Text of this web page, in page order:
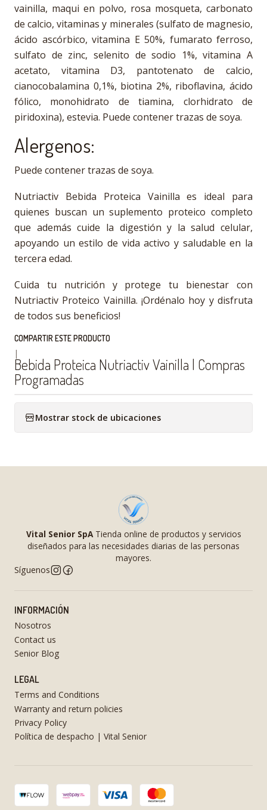
vainilla, maqui en polvo, rosa mosqueta, carbonato
de calcio, vitaminas y minerales (sulfato de magnesio,
ácido ascórbico, vitamina E 50%, fumarato ferroso,
sulfato de zinc, selenito de sodio 1%, vitamina A
acetato, vitamina D3, pantotenato de calcio,
cianocobalamina 0,1%, biotina 2%, riboflavina, ácido
fólico, monohidrato de tiamina, clorhidrato de
piridoxina), estevia. Puede contener trazas de soya.
Alergenos:
Puede contener trazas de soya.
Nutriactiv Bebida Proteica Vainilla es ideal para
quienes buscan un suplemento proteico completo
que además cuide la digestión y la salud celular,
apoyando un estilo de vida activo y saludable en la
tercera edad.
Cuida tu nutrición y protege tu bienestar con
Nutriactiv Proteico Vainilla. ¡Ordénalo hoy y disfruta
de todos sus beneficios!
COMPARTIR ESTE PRODUCTO
|
Bebida Proteica Nutriactiv Vainilla | Compras
Programadas
Mostrar stock de ubicaciones
Vital Senior SpATienda online de productos y servicios
diseñados para las necesidades diarias de las personas
mayores.
Síguenos
INFORMACIÓN
Nosotros
Contact us
Senior Blog
LEGAL
Terms and Conditions
Warranty and return policies
Privacy Policy
Política de despacho | Vital Senior